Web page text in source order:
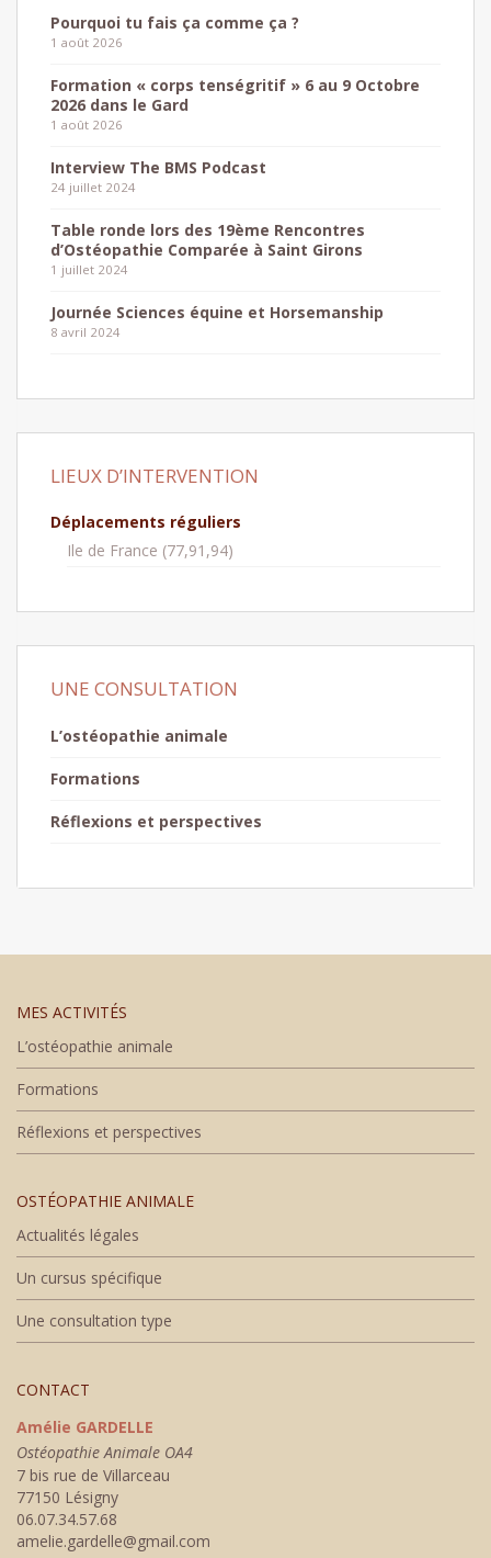
Pourquoi tu fais ça comme ça ?
1 août 2026
Formation « corps tenségritif » 6 au 9 Octobre
2026 dans le Gard
1 août 2026
Interview The BMS Podcast
24 juillet 2024
Table ronde lors des 19ème Rencontres
d’Ostéopathie Comparée à Saint Girons
1 juillet 2024
Journée Sciences équine et Horsemanship
8 avril 2024
LIEUX D’INTERVENTION
Déplacements réguliers
Ile de France (77,91,94)
UNE CONSULTATION
L’ostéopathie animale
Formations
Réflexions et perspectives
MES ACTIVITÉS
L’ostéopathie animale
Formations
Réflexions et perspectives
OSTÉOPATHIE ANIMALE
Actualités légales
Un cursus spécifique
Une consultation type
CONTACT
Amélie GARDELLE
Ostéopathie Animale OA4
7 bis rue de Villarceau
77150 Lésigny
06.07.34.57.68
amelie.gardelle@gmail.com